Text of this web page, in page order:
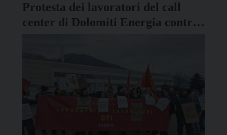
Protesta dei lavoratori del call
center di Dolomiti Energia contro